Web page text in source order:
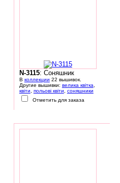
N-3115: Соняшник
В коллекции 22 вышивок.
Другие вышивки: велика квітка
квіти
польові квіти
соняшники
Отметить для заказа